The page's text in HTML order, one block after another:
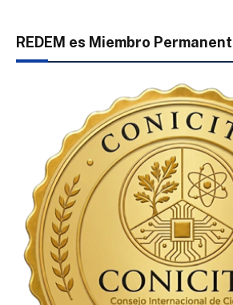
REDEM es Miembro